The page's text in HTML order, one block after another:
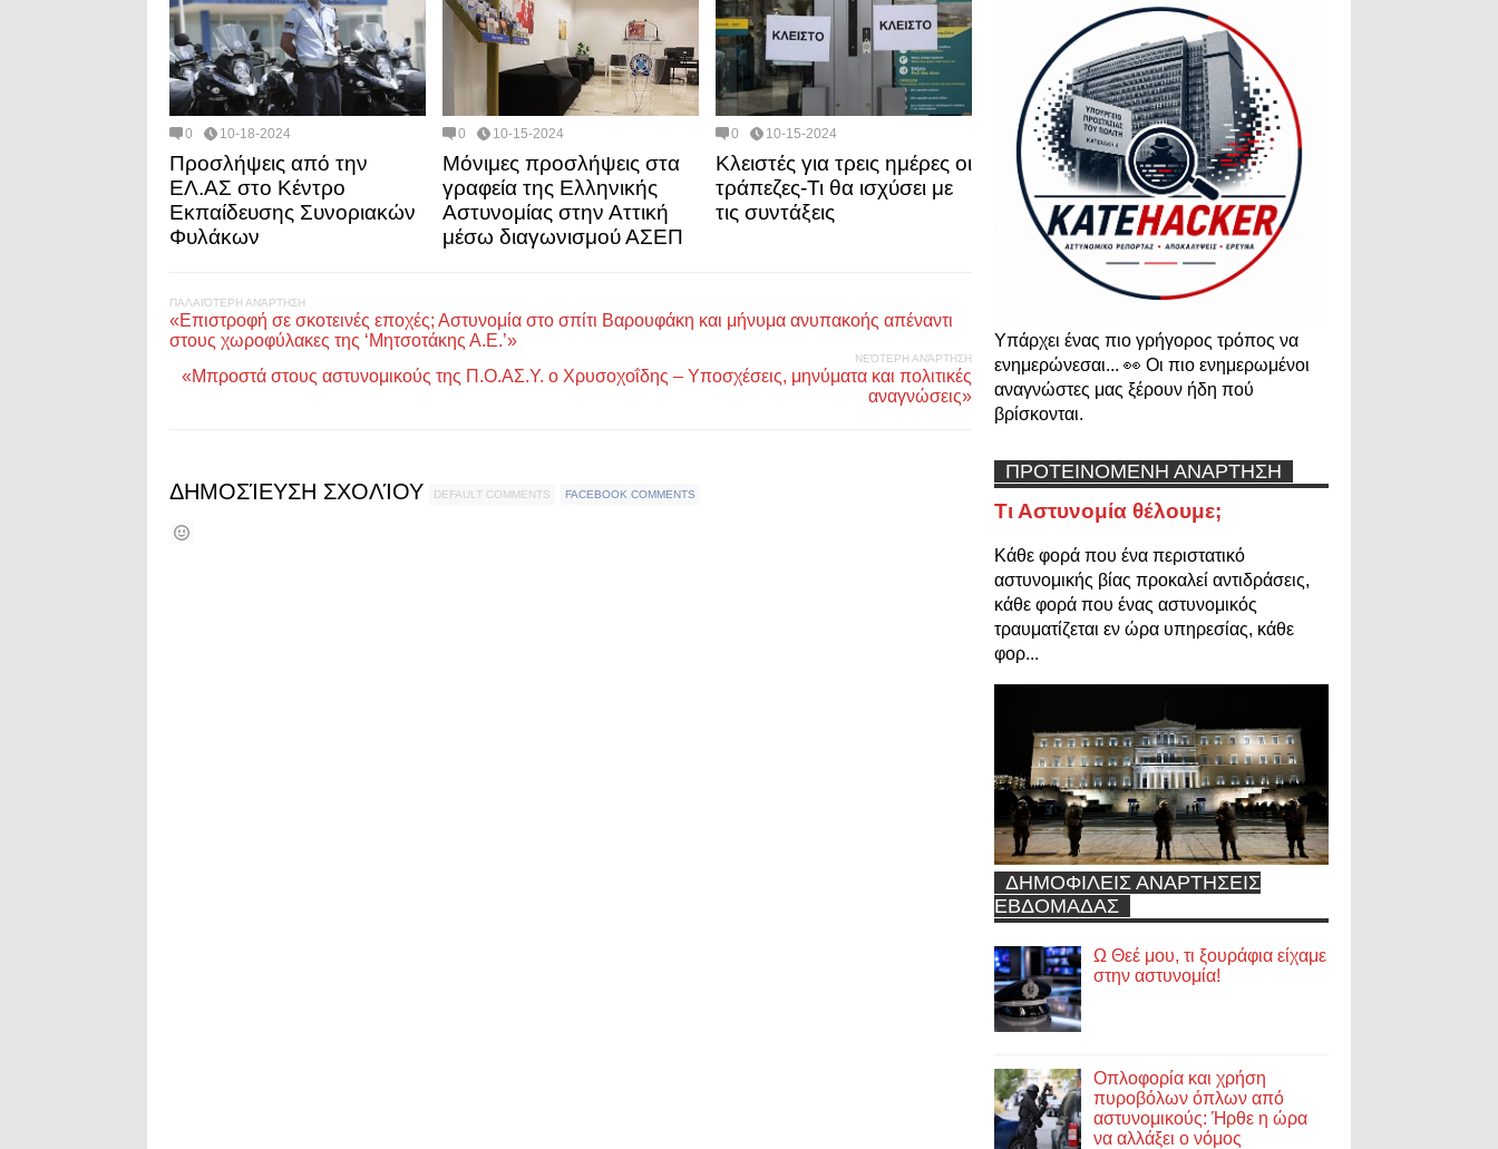
0 10-18-2024
Προσλήψεις από την
ΕΛ.ΑΣ στο Κέντρο
Εκπαίδευσης Συνοριακών
Φυλάκων
0 10-15-2024
Μόνιμες προσλήψεις στα
γραφεία της Ελληνικής
Αστυνομίας στην Αττική
μέσω διαγωνισμού ΑΣΕΠ
0 10-15-2024
Κλειστές για τρεις ημέρες οι
τράπεζες-Τι θα ισχύσει με
τις συντάξεις
ΠΑΛΑΙΌΤΕΡΗ ΑΝΆΡΤΗΣΗ
«Επιστροφή σε σκοτεινές εποχές; Αστυνομία στο σπίτι Βαρουφάκη και μήνυμα ανυπακοής απέναντι
στους χωροφύλακες της ‘Μητσοτάκης Α.Ε.’»
ΝΕΌΤΕΡΗ ΑΝΆΡΤΗΣΗ
«Μπροστά στους αστυνομικούς της Π.Ο.ΑΣ.Υ. ο Χρυσοχοΐδης – Υποσχέσεις, μηνύματα και πολιτικές
αναγνώσεις»
ΔΗΜΟΣΊΕΥΣΗ ΣΧΟΛΊΟΥ DEFAULT COMMENTS FACEBOOK COMMENTS
Υπάρχει ένας πιο γρήγορος τρόπος να
ενημερώνεσαι... 👀 Οι πιο ενημερωμένοι
αναγνώστες μας ξέρουν ήδη πού
βρίσκονται.
ΠΡΟΤΕΙΝΟΜΕΝΗ ΑΝΑΡΤΗΣΗ
Τι Αστυνομία θέλουμε;
Κάθε φορά που ένα περιστατικό
αστυνομικής βίας προκαλεί αντιδράσεις,
κάθε φορά που ένας αστυνομικός
τραυματίζεται εν ώρα υπηρεσίας, κάθε
φορ...
ΔΗΜΟΦΙΛΕΙΣ ΑΝΑΡΤΗΣΕΙΣ
ΕΒΔΟΜΑΔΑΣ
Ω Θεέ μου, τι ξουράφια είχαμε
στην αστυνομία!
Οπλοφορία και χρήση
πυροβόλων όπλων από
αστυνομικούς: Ήρθε η ώρα
να αλλάξει ο νόμος